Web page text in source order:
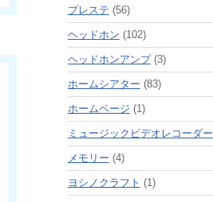
プレステ (56)
ヘッドホン (102)
ヘッドホンアンプ(3)
ホームシアター (83)
ホームページ (1)
ミュージックビデオレコーダー
メモリー (4)
ヨシノクラフト (1)